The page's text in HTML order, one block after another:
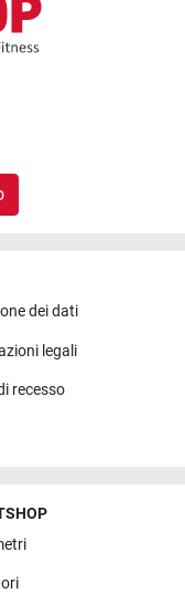
dei dati
legali
recesso